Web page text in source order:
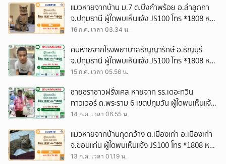
แมวหายจากบ้าน ม.7 ต.บึงคำพร้อย อ.ลำลูกกา
จ.ปทุมธานี ผู้ใดพบเห็นแจ้ง JS100 โทร *1808 หรือ
1137
16 ก.ค. เวลา 03.34 น.
คนหายจากโรงพยาบาลธัญญารักษ์ อ.ธัญบุรี
จ.ปทุมธานี ผู้ใดพบเห็นแจ้ง JS100 โทร *1808 หรือ
1137
15 ก.ค. เวลา 05.56 น.
ชายชราชาวฝรั่งเศส หายจาก รร.เดอะทวิน
ทาวเวอร์ ถ.พระราม 6 เขตปทุมวัน ผู้ใดพบเห็นแจ้ง
JS100 โทร *1808 หรือ 1137
14 ก.ค. เวลา 06.55 น.
แมวหายจากบ้านกุดกว้าง ต.เมืองเก่า อ.เมืองเก่า
จ.ขอนแก่น ผู้ใดพบเห็นแจ้ง JS100 โทร *1808 หรือ
1137
13 ก.ค. เวลา 01.19 น.
ยกเลิก